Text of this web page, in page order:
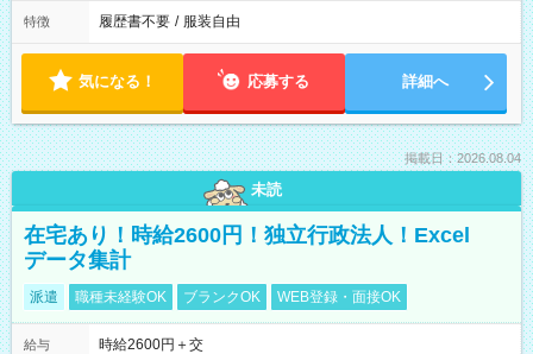
特徴 履歴書不要 / 服装自由
気になる！ 応募する 詳細へ
掲載日：2026.08.04
未読
在宅あり！時給2600円！独立行政法人！Excel
データ集計
派遣 職種未経験OK ブランクOK WEB登録・面接OK
給与
時給2600円＋交